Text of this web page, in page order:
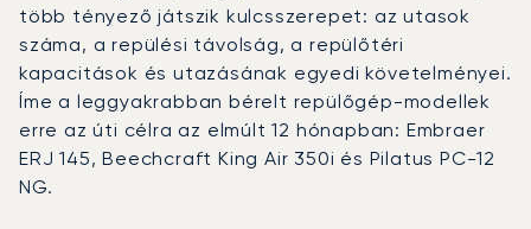
több tényező játszik kulcsszerepet: az utasok
száma, a repülési távolság, a repülőtéri
kapacitások és utazásának egyedi követelményei.
Íme a leggyakrabban bérelt repülőgép-modellek
erre az úti célra az elmúlt 12 hónapban: Embraer
ERJ 145, Beechcraft King Air 350i és Pilatus PC-12
NG.